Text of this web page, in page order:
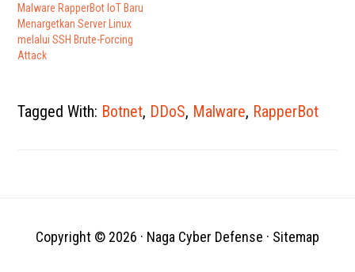
Malware RapperBot IoT Baru
Menargetkan Server Linux
melalui SSH Brute-Forcing
Attack
Tagged With: Botnet, DDoS, Malware, RapperBot
Copyright © 2026 · Naga Cyber Defense · Sitemap